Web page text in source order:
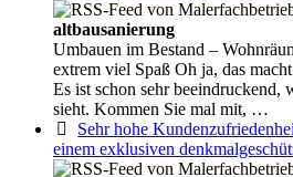
altbausanierung
Umbauen im Bestand –
extrem viel Spaß Oh ja, das
Es ist schon sehr beeindruckend,
sieht. Kommen Sie mal mit, …
Sehr hohe
einem exklusiven